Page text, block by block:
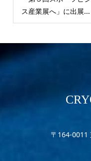
ス産業展へ」に出展...
〒164-0011